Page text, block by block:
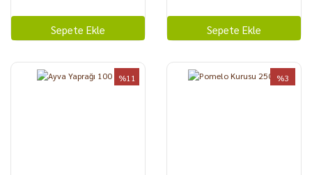
Sepete Ekle Sepete Ekle
%11 %3